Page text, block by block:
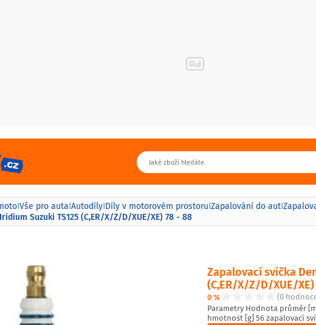
|Vše pro auta|Autodíly|Díly v motorovém prostoru|Zapalování do aut|
Suzuki TS125 (C,ER/X/Z/D/XUE/XE) 78 - 88
Zapalovací svíčka
(C,ER/X/Z/D/XUE/
0 %
(0
Parametry Hodnota průměr
hmotnost [g] 56 zapalovací